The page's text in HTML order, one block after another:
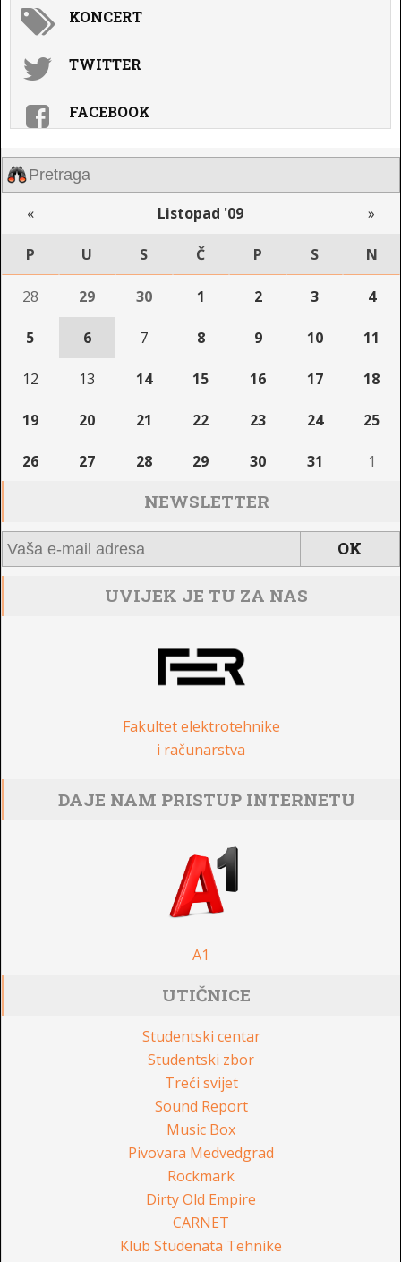
KONCERT
TWITTER
FACEBOOK
« Listopad '09 »
P U S Č P S N
28 29 30 1 2 3 4
5 6 7 8 9 10 11
12 13 14 15 16 17 18
19 20 21 22 23 24 25
26 27 28 29 30 31 1
NEWSLETTER
UVIJEK JE TU ZA NAS
Fakultet elektrotehnike
i računarstva
DAJE NAM PRISTUP INTERNETU
A1
UTIČNICE
Studentski centar
Studentski zbor
Treći svijet
Sound Report
Music Box
Pivovara Medvedgrad
Rockmark
Dirty Old Empire
CARNET
Klub Studenata Tehnike